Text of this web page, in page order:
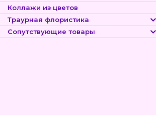
Коллажи из цветов
Траурная флористика
Сопутствующие товары